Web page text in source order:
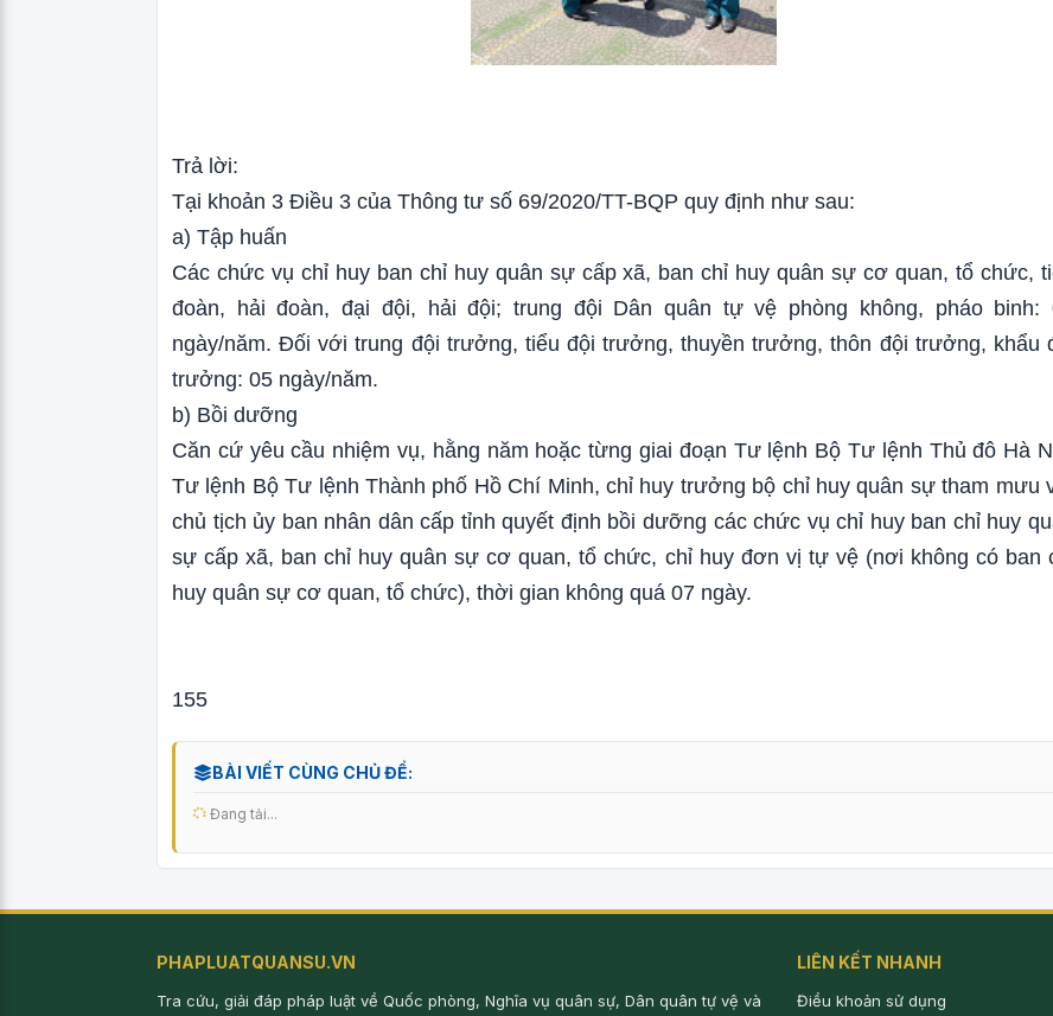
Trả lời:
Tại khoản 3 Điều 3 của Thông tư số 69/2020/TT-BQP quy định như sau:
a) Tập huấn
Các chức vụ chỉ huy ban chỉ huy quân sự cấp xã, ban chỉ huy quân sự cơ quan, tổ chức,
đoàn, hải đoàn, đại đội, hải đội; trung đội Dân quân tự vệ phòng không, pháo binh:
ngày/năm. Đối với trung đội trưởng, tiểu đội trưởng, thuyền trưởng, thôn đội trưởng, khẩu
trưởng: 05 ngày/năm.
b) Bồi dưỡng
Căn cứ yêu cầu nhiệm vụ, hằng năm hoặc từng giai đoạn Tư lệnh Bộ Tư lệnh Thủ đô Hà
Tư lệnh Bộ Tư lệnh Thành phố Hồ Chí Minh, chỉ huy trưởng bộ chỉ huy quân sự tham mưu
chủ tịch ủy ban nhân dân cấp tỉnh quyết định bồi dưỡng các chức vụ chỉ huy ban chỉ huy
sự cấp xã, ban chỉ huy quân sự cơ quan, tổ chức, chỉ huy đơn vị tự vệ (nơi không có ban
huy quân sự cơ quan, tổ chức), thời gian không quá 07 ngày.
155
BÀI VIẾT CÙNG CHỦ ĐỀ:
Đang tải...
PHAPLUATQUANSU.VN
Tra cứu, giải đáp pháp luật về Quốc phòng, Nghĩa vụ quân sự, Dân quân tự vệ và
LIÊN KẾT NHANH
Điều khoản sử dụng